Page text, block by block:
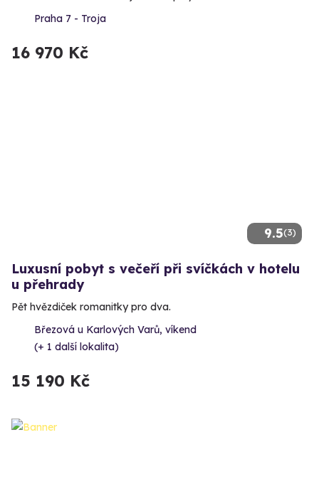
Praha 7 - Troja
16 970 Kč
9.5(3)
Luxusní pobyt s večeří při svíčkách v hotelu
u přehrady
Pět hvězdiček romanitky pro dva.
Březová u Karlových Varů, víkend
(+ 1 další lokalita)
15 190 Kč